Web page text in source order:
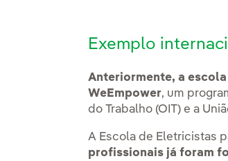
Exemplo
Anteriormente, a
WeEmpower, um
do Trabalho (OIT) e a
A Escola de Eletricistas
profissionais já foram